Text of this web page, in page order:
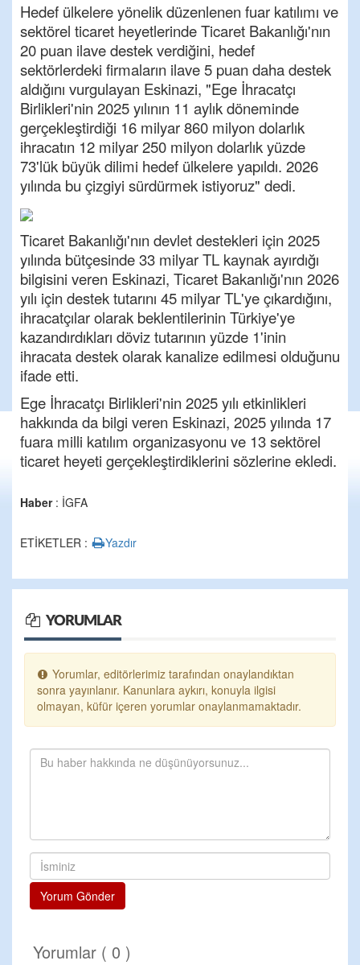
Hedef ülkelere yönelik düzenlenen fuar katılımı ve
sektörel ticaret heyetlerinde Ticaret Bakanlığı'nın
20 puan ilave destek verdiğini, hedef
sektörlerdeki firmaların ilave 5 puan daha destek
aldığını vurgulayan Eskinazi, "Ege İhracatçı
Birlikleri'nin 2025 yılının 11 aylık döneminde
gerçekleştirdiği 16 milyar 860 milyon dolarlık
ihracatın 12 milyar 250 milyon dolarlık yüzde
73'lük büyük dilimi hedef ülkelere yapıldı. 2026
yılında bu çizgiyi sürdürmek istiyoruz" dedi.
Ticaret Bakanlığı'nın devlet destekleri için 2025
yılında bütçesinde 33 milyar TL kaynak ayırdığı
bilgisini veren Eskinazi, Ticaret Bakanlığı'nın 2026
yılı için destek tutarını 45 milyar TL'ye çıkardığını,
ihracatçılar olarak beklentilerinin Türkiye'ye
kazandırdıkları döviz tutarının yüzde 1'inin
ihracata destek olarak kanalize edilmesi olduğunu
ifade etti.
Ege İhracatçı Birlikleri'nin 2025 yılı etkinlikleri
hakkında da bilgi veren Eskinazi, 2025 yılında 17
fuara milli katılım organizasyonu ve 13 sektörel
ticaret heyeti gerçekleştirdiklerini sözlerine ekledi.
Haber: İGFA
ETİKETLER : Yazdır
YORUMLAR
Yorumlar, editörlerimiz tarafından onaylandıktan
sonra yayınlanır. Kanunlara aykırı, konuyla ilgisi
olmayan, küfür içeren yorumlar onaylanmamaktadır.
Yorum Gönder
Yorumlar ( 0 )